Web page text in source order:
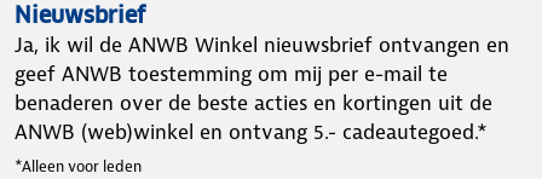
Nieuwsbrief
Ja, ik wil de ANWB Winkel nieuwsbrief ontvangen en
geef ANWB toestemming om mij per e-mail te
benaderen over de beste acties en kortingen uit de
ANWB (web)winkel en ontvang 5.- cadeautegoed.*
*Alleen voor leden